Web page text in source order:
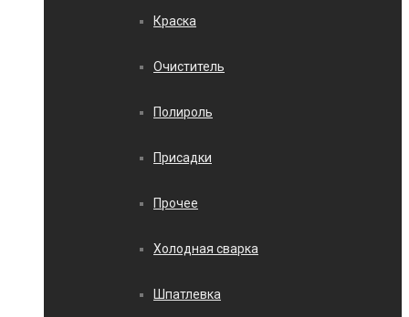
Краска
Очиститель
Полироль
Присадки
Прочее
Холодная сварка
Шпатлевка